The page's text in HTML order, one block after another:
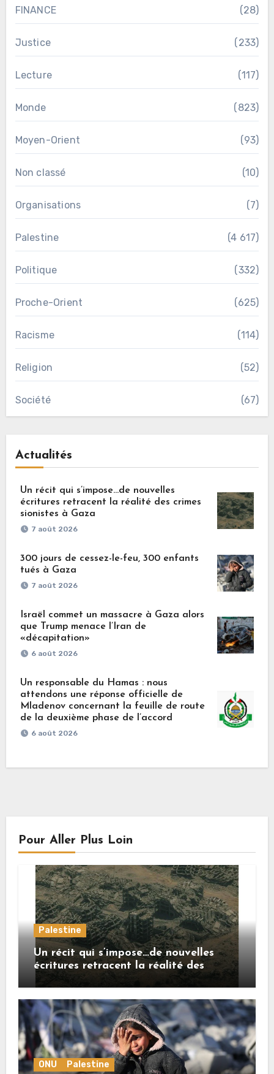
FINANCE (28)
Justice (233)
Lecture (117)
Monde (823)
Moyen-Orient (93)
Non classé (10)
Organisations (7)
Palestine (4 617)
Politique (332)
Proche-Orient (625)
Racisme (114)
Religion (52)
Société (67)
Actualités
Un récit qui s’impose…de nouvelles
écritures retracent la réalité des crimes
sionistes à Gaza
7 août 2026
300 jours de cessez-le-feu, 300 enfants
tués à Gaza
7 août 2026
Israël commet un massacre à Gaza alors
que Trump menace l’Iran de
«décapitation»
6 août 2026
Un responsable du Hamas : nous
attendons une réponse officielle de
Mladenov concernant la feuille de route
de la deuxième phase de l’accord
6 août 2026
Pour Aller Plus Loin
Palestine
Un récit qui s’impose…de nouvelles
écritures retracent la réalité des
crimes sionistes à Gaza
ONU Palestine